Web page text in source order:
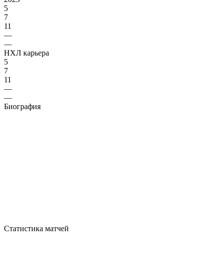
5
7
11
—
—
НХЛ карьера
5
7
11
—
—
Биография
Статистика матчей